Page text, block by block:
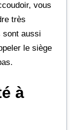
vous
très
sont aussi
le siège
à